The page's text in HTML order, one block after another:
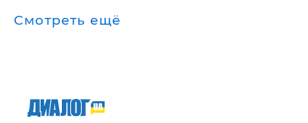
Смотреть ещё